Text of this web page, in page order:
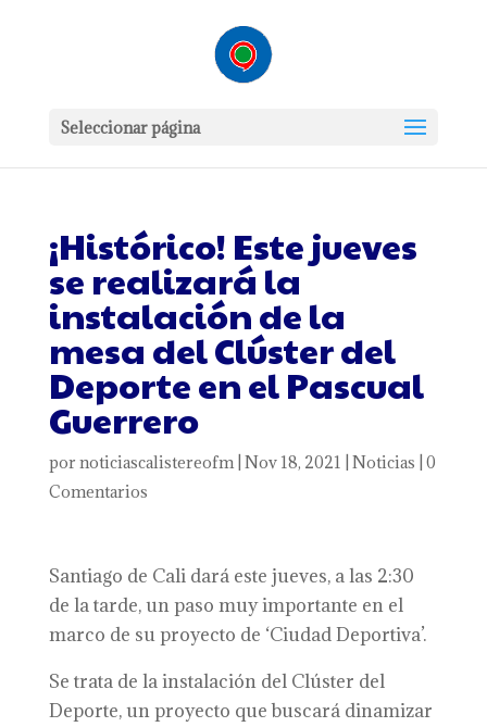
Seleccionar página
¡Histórico! Este jueves
se realizará la
instalación de la
mesa del Clúster del
Deporte en el Pascual
Guerrero
por noticiascalistereofm| Nov 18, 2021 Noticias 0
Comentarios
Santiago de Cali dará este jueves, a las 2:30
de la tarde, un paso muy importante en el
marco de su proyecto de ‘Ciudad Deportiva’.
Se trata de la instalación del Clúster del
Deporte, un proyecto que buscará dinamizar